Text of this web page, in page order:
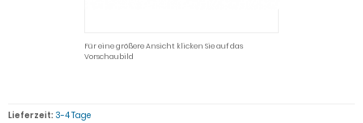
Für eine größere Ansicht klicken Sie auf das
Vorschaubild
Lieferzeit: 3-4 Tage